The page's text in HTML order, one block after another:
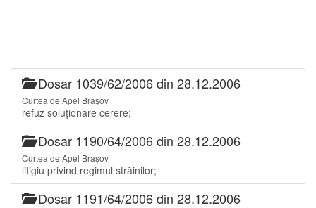
Dosar 1039/62/2006 din 28.12.2006
Curtea de Apel Brașov
refuz soluţionare cerere;
Dosar 1190/64/2006 din 28.12.2006
Curtea de Apel Brașov
litigiu privind regimul străinilor;
Dosar 1191/64/2006 din 28.12.2006